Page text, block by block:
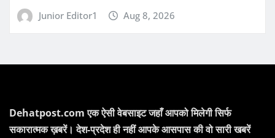
Junior Editor1 Aug 8, 2026
Dehatpost.com एक ऐसी वेबसाइट जहाँ आपको मिलेगी सिर्फ
सकारात्मक ख़बरें। देश-प्रदेश ही नहीं आपके आसपास की वो सारी खबरें